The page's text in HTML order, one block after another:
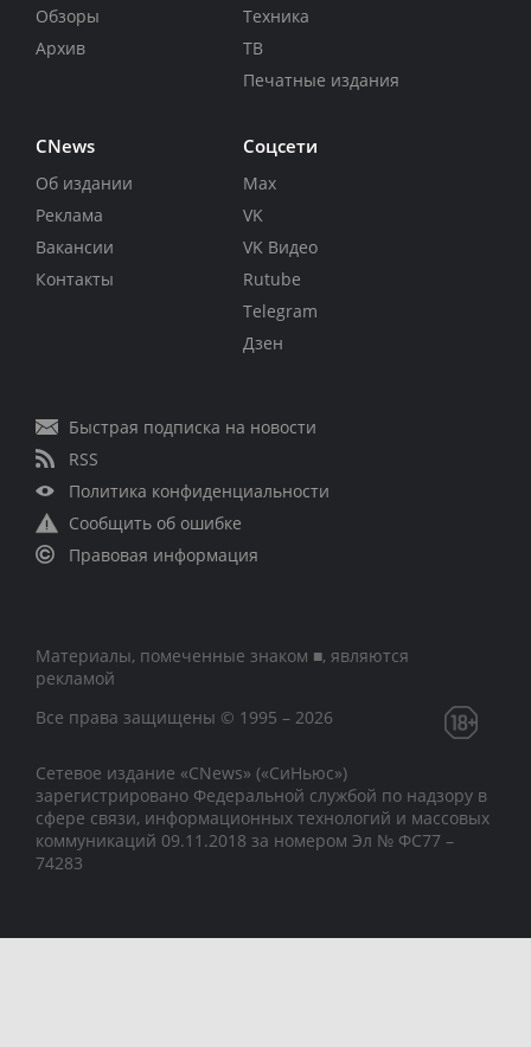
Обзоры
Архив
Техника
ТВ
Печатные издания
CNews
Об издании
Реклама
Вакансии
Контакты
Соцсети
Max
VK
VK Видео
Rutube
Telegram
Дзен
Быстрая подписка на новости
RSS
Политика конфиденциальности
Сообщить об ошибке
Правовая информация
Материалы, помеченные знаком ■, являются
рекламой
Все права защищены © 1995 – 2026
Сетевое издание «CNews» («СиНьюс»)
зарегистрировано Федеральной службой по надзору в
сфере связи, информационных технологий и массовых
коммуникаций 09.11.2018 за номером Эл № ФС77 –
74283